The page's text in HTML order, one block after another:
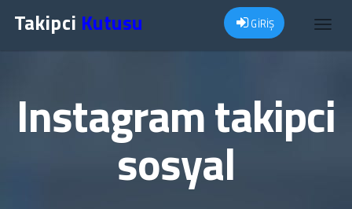
Takipci Kutusu GİRİŞ
Instagram takipci
sosyal